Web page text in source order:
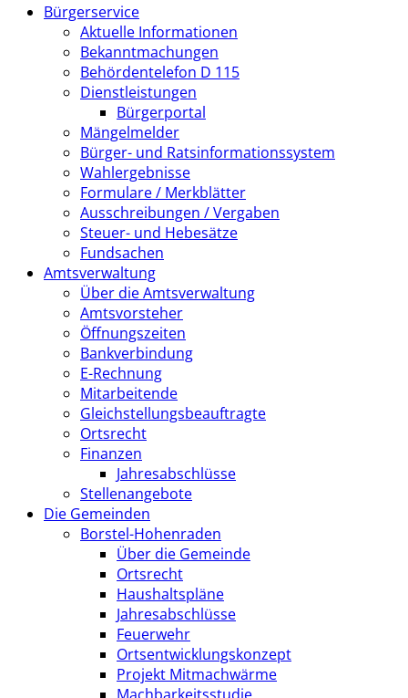
Bürgerservice
Aktuelle Informationen
Bekanntmachungen
Behördentelefon D 115
Dienstleistungen
Bürgerportal
Mängelmelder
Bürger- und Ratsinformationssystem
Wahlergebnisse
Formulare / Merkblätter
Ausschreibungen / Vergaben
Steuer- und Hebesätze
Fundsachen
Amtsverwaltung
Über die Amtsverwaltung
Amtsvorsteher
Öffnungszeiten
Bankverbindung
E-Rechnung
Mitarbeitende
Gleichstellungsbeauftragte
Ortsrecht
Finanzen
Jahresabschlüsse
Stellenangebote
Die Gemeinden
Borstel-Hohenraden
Über die Gemeinde
Ortsrecht
Haushaltspläne
Jahresabschlüsse
Feuerwehr
Ortsentwicklungskonzept
Projekt Mitmachwärme